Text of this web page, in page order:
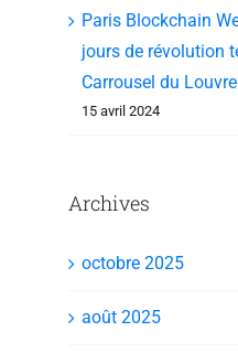
Paris Blockchain
jours de révolution
Carrousel du Louvre
15 avril 2024
Archives
octobre 2025
août 2025